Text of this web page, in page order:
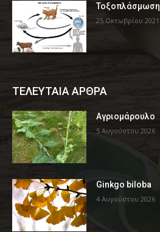
Τοξοπλάσμωση
25 Οκτωβρίου 2021
ΤΕΛΕΥΤΑΙΑ ΑΡΘΡΑ
Αγριομάρουλο
5 Αυγούστου 2026
Ginkgo biloba
4 Αυγούστου 2026